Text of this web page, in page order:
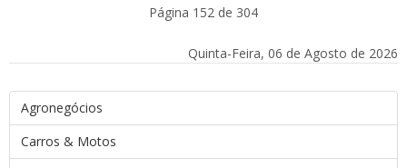
Página 152 de 304
Quinta-Feira, 06 de Agosto de 2026
Agronegócios
Carros & Motos